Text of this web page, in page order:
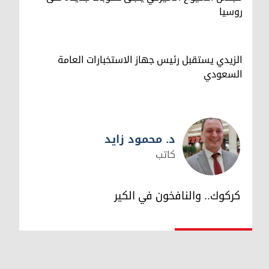
روسيا
الزيدي يستقبل رئيس جهاز الاستخبارات العامة
السعودي
د. محمود زايد
د. محمود زايد
كاتب
كركوك.. والنافخون في الكير